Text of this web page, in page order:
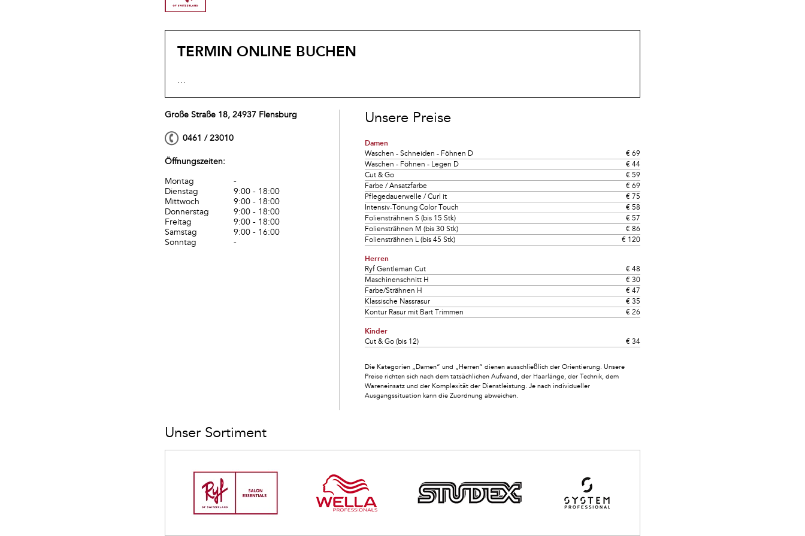
TERMIN ONLINE BUCHEN
…
Große Straße 18, 24937 Flensburg
0461 / 23010
Öffnungszeiten:
Montag
-
Dienstag
9:00 - 18:00
Mittwoch
9:00 - 18:00
Donnerstag
9:00 - 18:00
Freitag
9:00 - 18:00
Samstag
9:00 - 16:00
Sonntag
-
Unsere Preise
Damen
Waschen - Schneiden - Föhnen D
€ 69
Waschen - Föhnen - Legen D
€ 44
Cut & Go
€ 59
Farbe / Ansatzfarbe
€ 69
Pflegedauerwelle / Curl it
€ 75
Intensiv-Tönung Color Touch
€ 58
Foliensträhnen S (bis 15 Stk)
€ 57
Foliensträhnen M (bis 30 Stk)
€ 86
Foliensträhnen L (bis 45 Stk)
€ 120
Herren
Ryf Gentleman Cut
€ 48
Maschinenschnitt H
€ 30
Farbe/Strähnen H
€ 47
Klassische Nassrasur
€ 35
Kontur Rasur mit Bart Trimmen
€ 26
Kinder
Cut & Go (bis 12) € 34
Die Kategorien „Damen“ und „Herren“ dienen ausschließlich der Orientierung. Unsere
Preise richten sich nach dem tatsächlichen Aufwand, der Haarlänge, der Technik, dem
Wareneinsatz und der Komplexität der Dienstleistung. Je nach individueller
Ausgangssituation kann die Zuordnung abweichen.
Unser Sortiment